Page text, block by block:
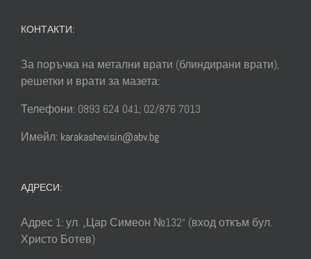
КОНТАКТИ:
За поръчка на метални врати (блиндирани врати),
решетки и врати за мазета:
Телефони: 0893 624 041; 02/876 7013
Имейл: karakashevisin@abv.bg
АДРЕСИ:
Адрес 1: ул. „Цар Симеон №132“ (вход откъм бул.
Христо Ботев)